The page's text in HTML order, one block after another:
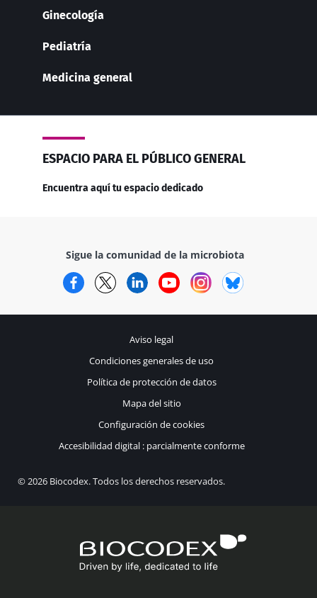
Ginecología
Pediatría
Medicina general
ESPACIO PARA EL PÚBLICO GENERAL
Encuentra aquí tu espacio dedicado
Sigue la comunidad de la microbiota
FacebookTwitterLinkedInYouTubeInstagram
© 2026 Biocodex. Todos los derechos reservados.
Aviso legal
Condiciones generales de uso
Política de protección de datos
Mapa del sitio
Configuración de cookies
Accesibilidad digital : parcialmente conforme